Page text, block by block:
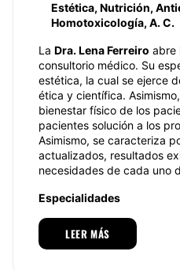
Estética, Nutrición,
Homotoxicología, A. C.
La Dra. Lena Ferreiro abre
consultorio médico. Su
estética, la cual se ejerce
ética y científica.
bienestar físico de los
pacientes solución a los
Asimismo, se caracteriza
actualizados, resultados
necesidades de cada uno
Especialidades
Entre sus múltiples
aplicación de ácido
LEER MÁS